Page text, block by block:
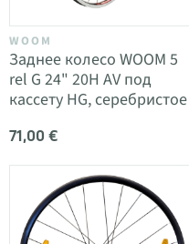
WOOM
Заднее колесо WOOM 5
rel G 24" 20H AV под
кассету HG, серебристое
71,00 €